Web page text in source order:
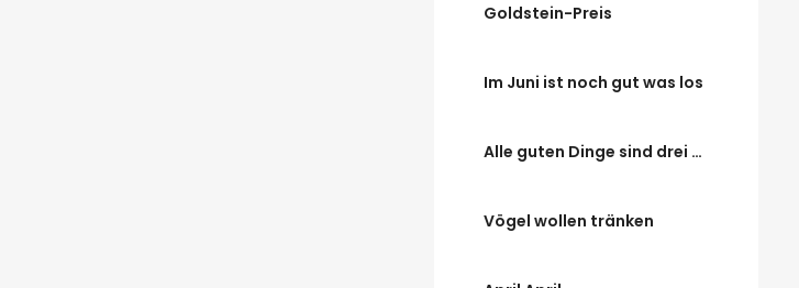
Goldstein-Preis
Im Juni ist noch gut was los
Alle guten Dinge sind drei …
Vögel wollen tränken